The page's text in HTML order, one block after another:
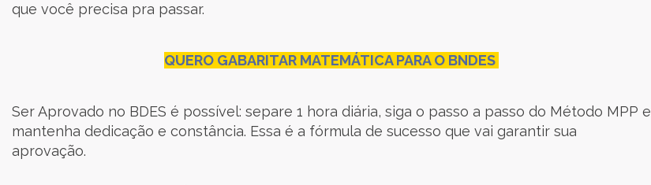
que você precisa pra passar.
QUERO GABARITAR MATEMÁTICA PARA O BNDES
Ser Aprovado no BDES é possível: separe 1 hora diária, siga o passo a passo do Método MPP e
mantenha dedicação e constância. Essa é a fórmula de sucesso que vai garantir sua
aprovação.